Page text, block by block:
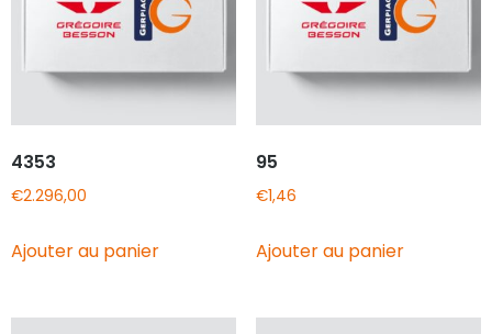
4353
€2.296,00
Ajouter au panier
95
€1,46
Ajouter au panier